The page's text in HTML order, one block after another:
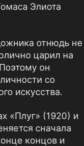
Элиота
отнюдь не
царил на
он
со
искусства.
«Плуг» (1920) и
сначала
концов и